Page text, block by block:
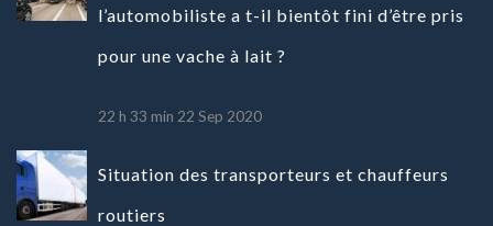
l’automobiliste a t-il bientôt fini d’être pris
pour une vache à lait ?
22 h 33 min 22 Sep 2020
Situation des transporteurs et chauffeurs
routiers